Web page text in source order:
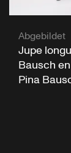
Abgebildet
Jupe
Bausch
Pina